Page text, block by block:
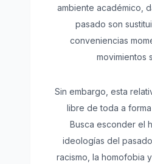
ambiente académico,
pasado son
conveniencias
movimientos
Sin embargo, esta
libre de toda a
Busca esconder el
ideologías del
racismo, la homofobia